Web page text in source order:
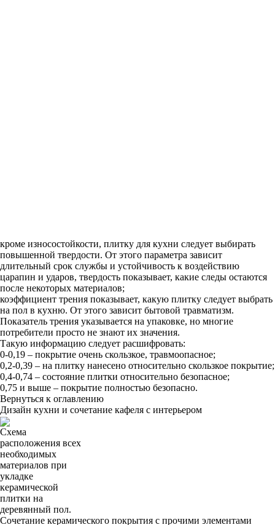
кроме износостойкости, плитку для кухни следует выбирать
повышенной твердости. От этого параметра зависит
длительный срок службы и устойчивость к воздействию
царапин и ударов, твердость показывает, какие следы остаются
после некоторых материалов;
коэффициент трения показывает, какую плитку следует выбрать
на пол в кухню. От этого зависит бытовой травматизм.
Показатель трения указывается на упаковке, но многие
потребители просто не знают их значения.
Такую информацию следует расшифровать:
0-0,19 – покрытие очень скользкое, травмоопасное;
0,2-0,39 – на плитку нанесено относительно скользкое покрытие;
0,4-0,74 – состояние плитки относительно безопасное;
0,75 и выше – покрытие полностью безопасно.
Вернуться к оглавлению
Дизайн кухни и сочетание кафеля с интерьером
Схема
расположения всех
необходимых
материалов при
укладке
керамической
плитки на
деревянный пол.
Сочетание керамического покрытия с прочими элементами